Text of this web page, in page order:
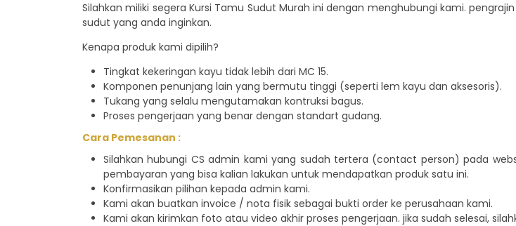
Silahkan miliki segera Kursi Tamu Sudut Murah ini dengan menghubungi kami. pengrajin
sudut yang anda inginkan.
Kenapa produk kami dipilih?
Tingkat kekeringan kayu tidak lebih dari MC 15.
Komponen penunjang lain yang bermutu tinggi (seperti lem kayu dan aksesoris).
Tukang yang selalu mengutamakan kontruksi bagus.
Proses pengerjaan yang benar dengan standart gudang.
Cara Pemesanan :
Silahkan hubungi CS admin kami yang sudah tertera (contact person) pada
pembayaran yang bisa kalian lakukan untuk mendapatkan produk satu ini.
Konfirmasikan pilihan kepada admin kami.
Kami akan buatkan invoice / nota fisik sebagai bukti order ke perusahaan kami.
Kami akan kirimkan foto atau video akhir proses pengerjaan. jika sudah selesai,